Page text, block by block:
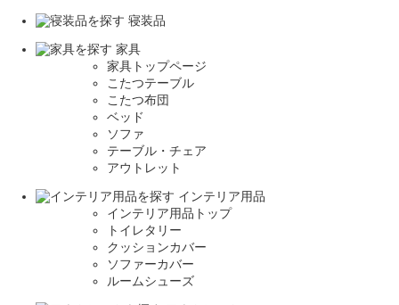
寝装品
家具
家具トップページ
こたつテーブル
こたつ布団
ベッド
ソファ
テーブル・チェア
アウトレット
インテリア用品
インテリア用品トップ
トイレタリー
クッションカバー
ソファーカバー
ルームシューズ